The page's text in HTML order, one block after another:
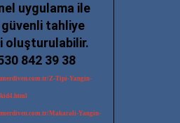
uygulama ile
tahliye
oluşturulabilir.
842 39 38
Z-Tipi-Yangin-
Makarali-Yangin-